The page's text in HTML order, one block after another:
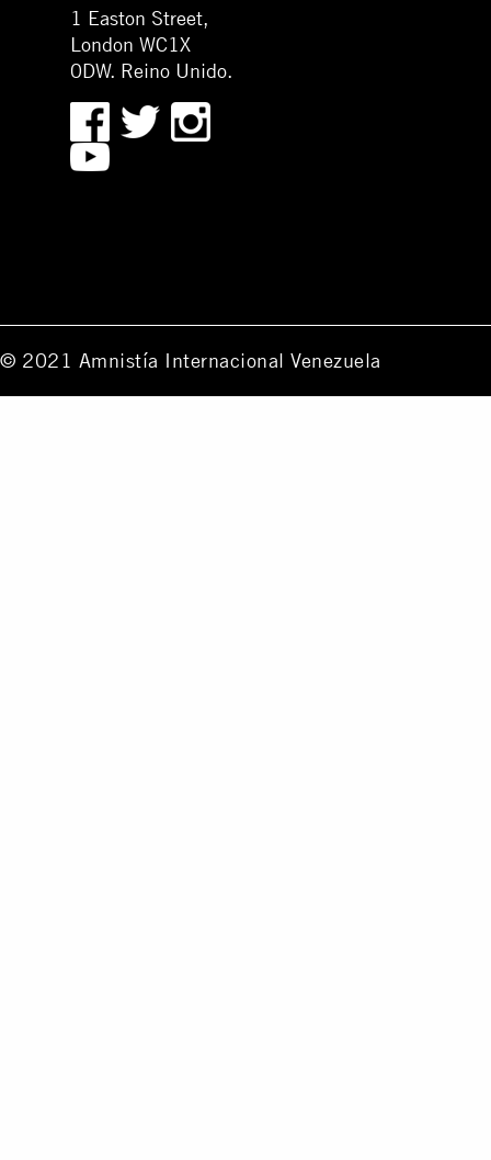
1 Easton Street,
London WC1X
0DW. Reino Unido.
© 2021 Amnistía Internacional Venezuela